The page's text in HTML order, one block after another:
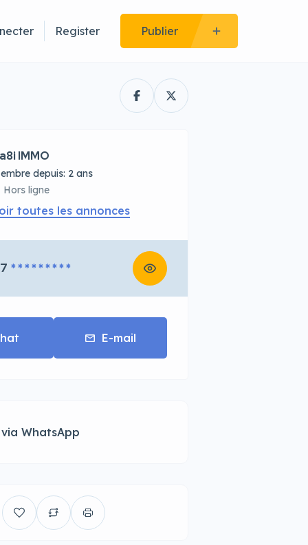
Register Publier
IMMO
depuis: 2 ans
Hors ligne
toutes les annonces
* * * * * * * * *
E-mail
WhatsApp